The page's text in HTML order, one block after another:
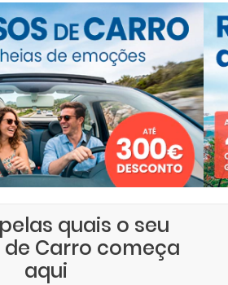
quais o seu
de Carro começa
aqui